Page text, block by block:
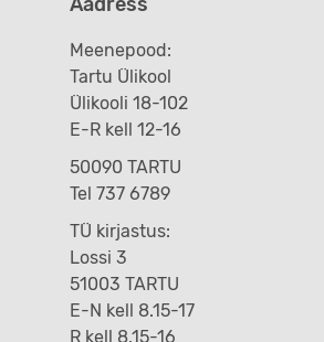
Meenepood:
Tartu Ülikool
Ülikooli 18-102
E-R kell 12-16
50090 TARTU
Tel 737 6789
TÜ kirjastus:
Lossi 3
51003 TARTU
E-N kell 8.15-17
R kell 8.15-16